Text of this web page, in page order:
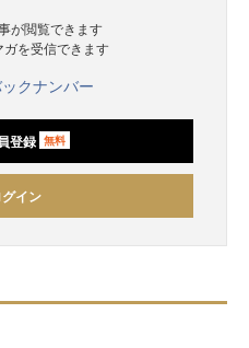
が閲覧できます
ガを受信できます
クナンバー
登録 無料
グイン